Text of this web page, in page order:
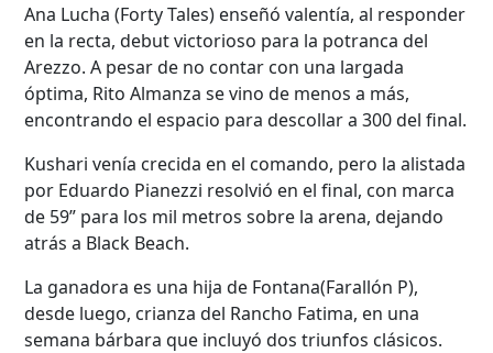
Ana Lucha (Forty Tales) enseñó valentía, al responder
en la recta, debut victorioso para la potranca del
Arezzo. A pesar de no contar con una largada
óptima, Rito Almanza se vino de menos a más,
encontrando el espacio para descollar a 300 del final.
Kushari venía crecida en el comando, pero la alistada
por Eduardo Pianezzi resolvió en el final, con marca
de 59” para los mil metros sobre la arena, dejando
atrás a Black Beach.
La ganadora es una hija de Fontana(Farallón P),
desde luego, crianza del Rancho Fatima, en una
semana bárbara que incluyó dos triunfos clásicos.